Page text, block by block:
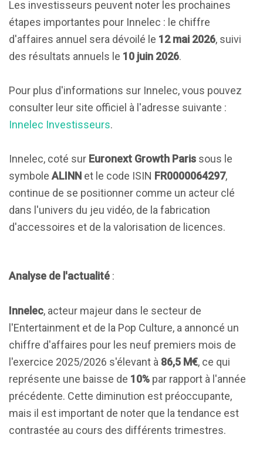
Les investisseurs peuvent noter les prochaines
étapes importantes pour Innelec : le chiffre
d'affaires annuel sera dévoilé le 12 mai 2026, suivi
des résultats annuels le 10 juin 2026.
Pour plus d'informations sur Innelec, vous pouvez
consulter leur site officiel à l'adresse suivante :
Innelec Investisseurs.
Innelec, coté sur Euronext Growth Paris sous le
symbole ALINN et le code ISIN FR0000064297,
continue de se positionner comme un acteur clé
dans l'univers du jeu vidéo, de la fabrication
d'accessoires et de la valorisation de licences.
Analyse de l'actualité :
Innelec, acteur majeur dans le secteur de
l'Entertainment et de la Pop Culture, a annoncé un
chiffre d'affaires pour les neuf premiers mois de
l'exercice 2025/2026 s'élevant à 86,5 M€, ce qui
représente une baisse de 10% par rapport à l'année
précédente. Cette diminution est préoccupante,
mais il est important de noter que la tendance est
contrastée au cours des différents trimestres.